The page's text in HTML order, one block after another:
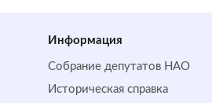
Информация
Собрание депутатов НАО
Историческая справка